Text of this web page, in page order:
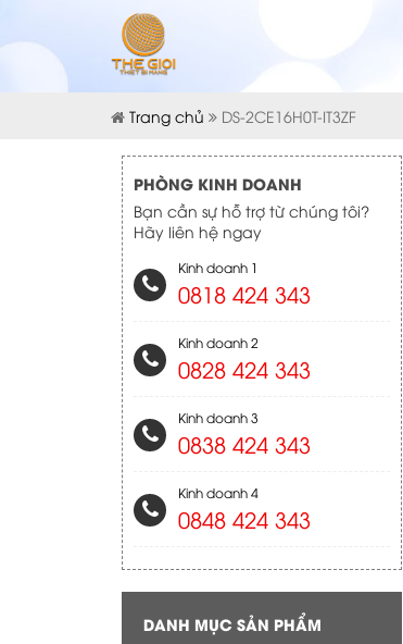
Trang chủ DS-2CE16H0T-IT3ZF
PHÒNG KINH DOANH
Bạn cần sự hỗ trợ từ chúng tôi?
Hãy liên hệ ngay
Kinh doanh 1
0818 424 343
Kinh doanh 2
0828 424 343
Kinh doanh 3
0838 424 343
Kinh doanh 4
0848 424 343
DANH MỤC SẢN PHẨM